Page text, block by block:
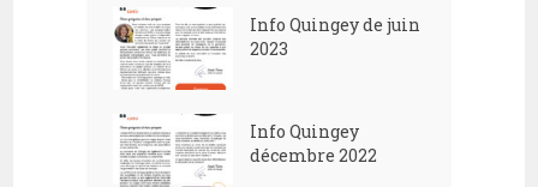
Info Quingey de juin
2023
Info Quingey
décembre 2022